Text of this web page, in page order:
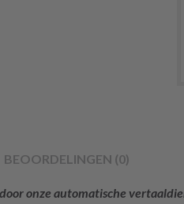
BEOORDELINGEN (0)
onze automatische